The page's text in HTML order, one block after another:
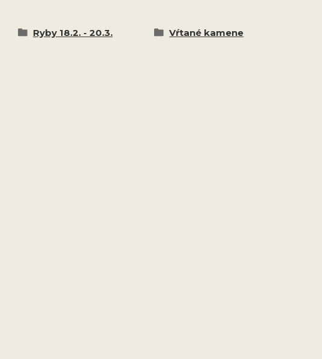
Ryby 18.2. - 20.3. Vŕtané kamene